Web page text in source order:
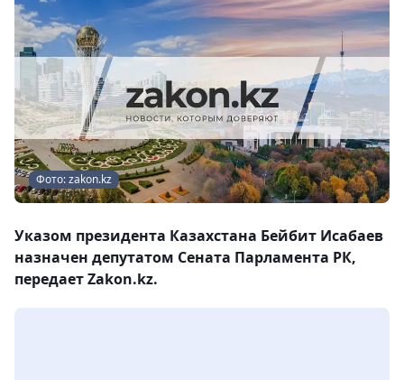
Фото: zakon.kz
Указом президента Казахстана Бейбит Исабаев
назначен депутатом Сената Парламента РК,
передает Zakon.kz.